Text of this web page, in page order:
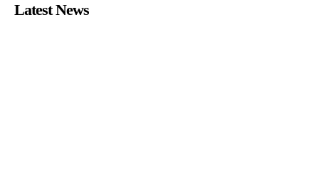
Latest News